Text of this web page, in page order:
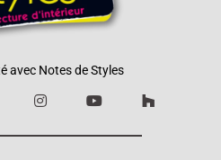
avec Notes de Styles